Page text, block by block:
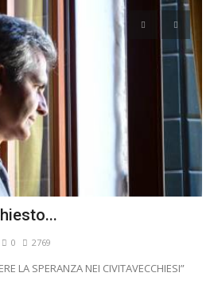
0 2769
LA SPERANZA NEI CIVITAVECCHIESI”